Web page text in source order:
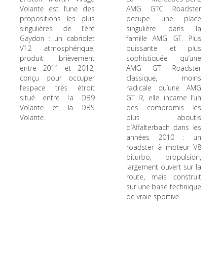
Volante est l’une des
propositions les plus
singulières de l’ère
Gaydon : un cabriolet
V12 atmosphérique,
produit brièvement
entre 2011 et 2012,
conçu pour occuper
l’espace très étroit
situé entre la DB9
Volante et la DBS
Volante.
AMG GTC Roadster
occupe une place
singulière dans la
famille AMG GT. Plus
puissante et plus
sophistiquée qu’une
AMG GT Roadster
classique, moins
radicale qu’une AMG
GT R, elle incarne l’un
des compromis les
plus aboutis
d’Affalterbach dans les
années 2010 : un
roadster à moteur V8
biturbo, propulsion,
largement ouvert sur la
route, mais construit
sur une base technique
de vraie sportive.